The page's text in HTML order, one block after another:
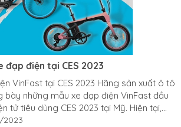
điện tại CES 2023
VinFast tại CES 2023 Hãng sản xuất ô tô
những mẫu xe đạp điện VinFast đầu
tiêu dùng CES 2023 tại Mỹ. Hiện tại,
VinFast trưng bày tại triển lãm CES 2023
2023